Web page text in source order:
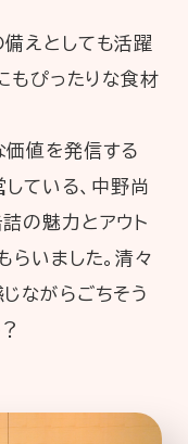
えとしても活躍
もぴったりな食材
価値を発信する
している、中野尚
の魅力とアウト
らいました。清々
ながらごちそう